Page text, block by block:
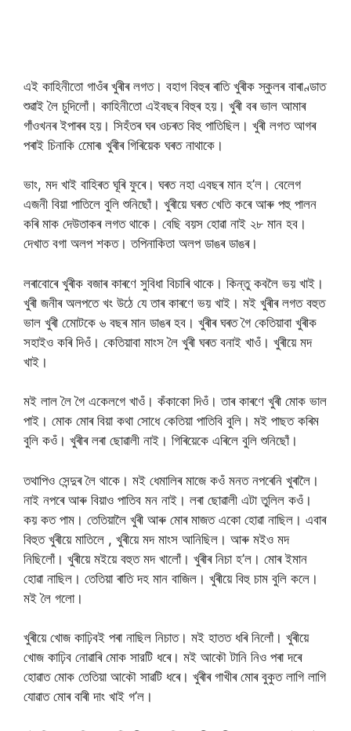
এই কাহিনীতো গাওঁৰ খুৰীৰ লগত। বহাগ বিহুৰ ৰাতি খুৰীক স্কুলৰ বাৰাণ্ডাত
শুৱাই লৈ চুদিলোঁ। কাহিনীতো এইবছৰ বিহুৰ হয়। খুৰী বৰ ভাল আমাৰ
গাঁওখনৰ ইপাৰৰ হয়। সিহঁতৰ ঘৰ ওচৰত বিহু পাতিছিল। খুৰী লগত আগৰ
পৰাই চিনাকি মোেৰ৷ খুৰীৰ গিৰিয়েক ঘৰত নাথাকে।
ভাং, মদ খাই বাহিৰত ঘূৰি ফুৰে। ঘৰত নহা এবছৰ মান হ’ল। বেলেগ
এজনী বিয়া পাতিলে বুলি শুনিছোঁ। খুৰীয়ে ঘৰত খেতি কৰে আৰু পহু পালন
কৰি মাক দেউতাকৰ লগত থাকে। বেছি বয়স হোৱা নাই ২৮ মান হব।
দেখাত বগা অলপ শকত। তপিনাকিতা অলপ ডাঙৰ ডাঙৰ।
লৰাবোৰে খুৰীক বজাৰ কাৰণে সুবিধা বিচাৰি থাকে। কিন্তু কবলৈ ভয় খাই।
খুৰী জনীৰ অলপতে খং উঠে যে তাৰ কাৰণে ভয় খাই। মই খুৰীৰ লগত বহুত
ভাল খুৰী মোেটকে ৬ বছৰ মান ডাঙৰ হব। খুৰীৰ ঘৰত গৈ কেতিয়াবা খুৰীক
সহাইও কৰি দিওঁ। কেতিয়াবা মাংস লৈ খুৰী ঘৰত বনাই খাওঁ। খুৰীয়ে মদ
খাই।
মই লাল লৈ গৈ একেলগে খাওঁ। কঁকাকো দিওঁ। তাৰ কাৰণে খুৰী মোক ভাল
পাই। মোক মোৰ বিয়া কথা সোধে কেতিয়া পাতিবি বুলি। মই পাছত কৰিম
বুলি কওঁ। খুৰীৰ লৰা ছোৱালী নাই। গিৰিয়েকে এৰিলে বুলি শুনিছোঁ।
তথাপিও সেন্দুৰ লৈ থাকে। মই ধেমালিৰ মাজে কওঁ মনত নপৰেনি খুৰালৈ।
নাই নপৰে আৰু বিয়াও পাতিব মন নাই। লৰা ছোৱালী এটা তুলিল কওঁ।
কয় কত পাম। তেতিয়ালৈ খুৰী আৰু মোৰ মাজত একো হোৱা নাছিল। এবাৰ
বিহুত খুৰীয়ে মাতিলে , খুৰীয়ে মদ মাংস আনিছিল। আৰু মইও মদ
নিছিলোঁ। খুৰীয়ে মইয়ে বহুত মদ খালোঁ। খুৰীৰ নিচা হ’ল। মোৰ ইমান
হোৱা নাছিল। তেতিয়া ৰাতি দহ মান বাজিল। খুৰীয়ে বিহু চাম বুলি কলে।
মই লৈ গলো।
খুৰীয়ে খোজ কাঢ়িবই পৰা নাছিল নিচাত। মই হাতত ধৰি নিলোঁ। খুৰীয়ে
খোজ কাঢ়িব নোৱাৰি মোক সারটি ধৰে। মই আকৌ টানি নিও পৰা দৰে
হোৱাত মোক তেতিয়া আকৌ সাৱটি ধৰে। খুৰীৰ গাখীৰ মোৰ বুকুত লাগি লাগি
যোৱাত মোৰ বাৰী দাং খাই গ’ল।